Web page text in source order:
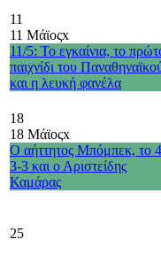
11
11 Μάϊοςx
11/5: Το εγκαίνια, το
παιχνίδι του
και η λευκή φανέλα
18
18 Μάϊοςx
Ο αήττητος Μπόμπεκ, το
3-3 και ο Αριστείδης
Καμάρας
25